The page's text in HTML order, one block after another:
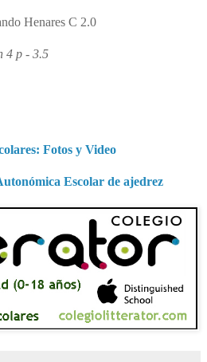
Henares C 2.0
4 p - 3.5
Fotos y Video
Escolar de ajedrez